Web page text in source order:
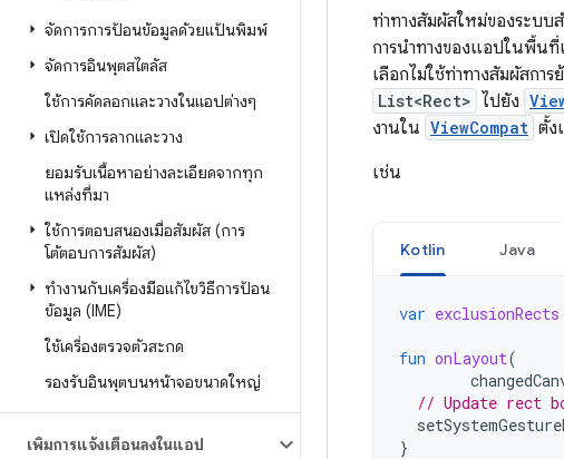
จัดการการป้อนข้อมูลด้วยแป้นพิมพ์
จัดการอินพุตสไตลัส
ใช้การคัดลอกและวางในแอปต่างๆ
เปิดใช้การลากและวาง
ยอมรับเนื้อหาอย่างละเอียดจากทุก
แหล่งที่มา
ใช้การตอบสนองเมื่อสัมผัส (การ
โต้ตอบการสัมผัส)
ทำงานกับเครื่องมือแก้ไขวิธีการป้อน
ข้อมูล (IME)
ใช้เครื่องตรวจตัวสะกด
รองรับอินพุตบนหน้าจอขนาดใหญ่
เพิ่มการแจ้งเตือนลงในแอป
ท่าทางสัมผัสใหม่ของระบบ
การนำทางของแอปในพื้นที่
เลือกไม่ใช้ท่าทางสัมผัสกา
List<Rect> ไปยัง
งานใน ViewCompat ตั้ง
เช่น
Kotlin Java
var exclusionRects
fun onLayout(
// Update rect
}